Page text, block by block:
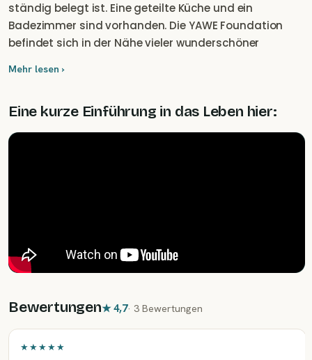
ständig belegt ist. Eine geteilte Küche und ein
Badezimmer sind vorhanden. Die YAWE Foundation
befindet sich in der Nähe vieler wunderschöner
kann dort "Schimpansen-Trekking" machen, aber es
gibt auch viele tolle Wandermöglichkeiten in der Nähe.
Mehr lesen ›
Eine kurze Einführung in das Leben hier:
Bewertungen★4,7· 3 Bewertungen
★★★★★